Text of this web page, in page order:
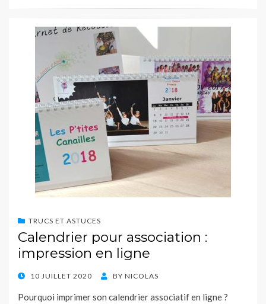
TRUCS ET ASTUCES
Calendrier pour association :
impression en ligne
POSTED
10 JUILLET 2020 BY NICOLAS
Pourquoi imprimer son calendrier associatif en ligne ?